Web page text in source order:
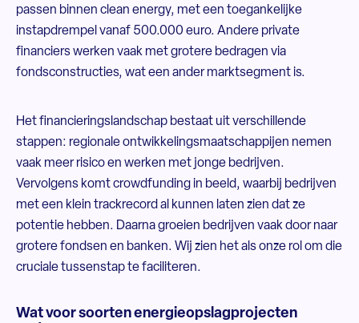
passen binnen clean energy, met een toegankelijke
instapdrempel vanaf 500.000 euro. Andere private
financiers werken vaak met grotere bedragen via
fondsconstructies, wat een ander marktsegment is.
Het financieringslandschap bestaat uit verschillende
stappen: regionale ontwikkelingsmaatschappijen nemen
vaak meer risico en werken met jonge bedrijven.
Vervolgens komt crowdfunding in beeld, waarbij bedrijven
met een klein trackrecord al kunnen laten zien dat ze
potentie hebben. Daarna groeien bedrijven vaak door naar
grotere fondsen en banken. Wij zien het als onze rol om die
cruciale tussenstap te faciliteren.
Wat voor soorten energieopslagprojecten